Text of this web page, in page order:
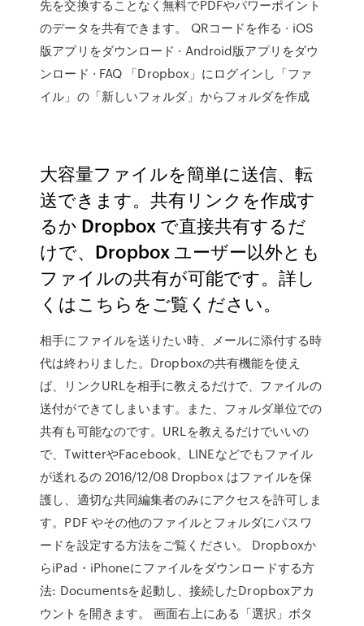
先を交換することなく無料でPDFやパワーポイント
のデータを共有できます。 QRコードを作る · iOS
版アプリをダウンロード · Android版アプリをダウ
ンロード · FAQ 「Dropbox」にログインし「ファ
イル」の「新しいフォルダ」からフォルダを作成
大容量ファイルを簡単に送信、転
送できます。共有リンクを作成す
るか Dropbox で直接共有するだ
けで、Dropbox ユーザー以外とも
ファイルの共有が可能です。詳し
くはこちらをご覧ください。
相手にファイルを送りたい時、メールに添付する時
代は終わりました。Dropboxの共有機能を使え
ば、リンクURLを相手に教えるだけで、ファイルの
送付ができてしまいます。また、フォルダ単位での
共有も可能なのです。URLを教えるだけでいいの
で、TwitterやFacebook、LINEなどでもファイル
が送れるの 2016/12/08 Dropbox はファイルを保
護し、適切な共同編集者のみにアクセスを許可しま
す。PDF やその他のファイルとフォルダにパスワ
ードを設定する方法をご覧ください。 Dropboxか
らiPad・iPhoneにファイルをダウンロードする方
法: Documentsを起動し、接続したDropboxアカ
ウントを開きます。 画面右上にある「選択」ボタ